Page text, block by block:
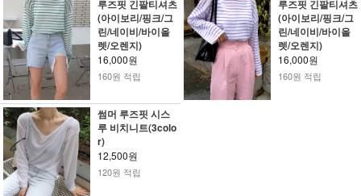
루즈핏 긴팔티셔츠
(아이보리/핑크/그
린/네이비/바이올
렛/오렌지)
16,000원
160원 적립
루즈핏 긴팔티셔츠
(아이보리/핑크/그
린/네이비/바이올
렛/오렌지)
16,000원
160원 적립
썸머 루즈핏 시스
루 비치니트(3colo
r)
12,500원
120원 적립